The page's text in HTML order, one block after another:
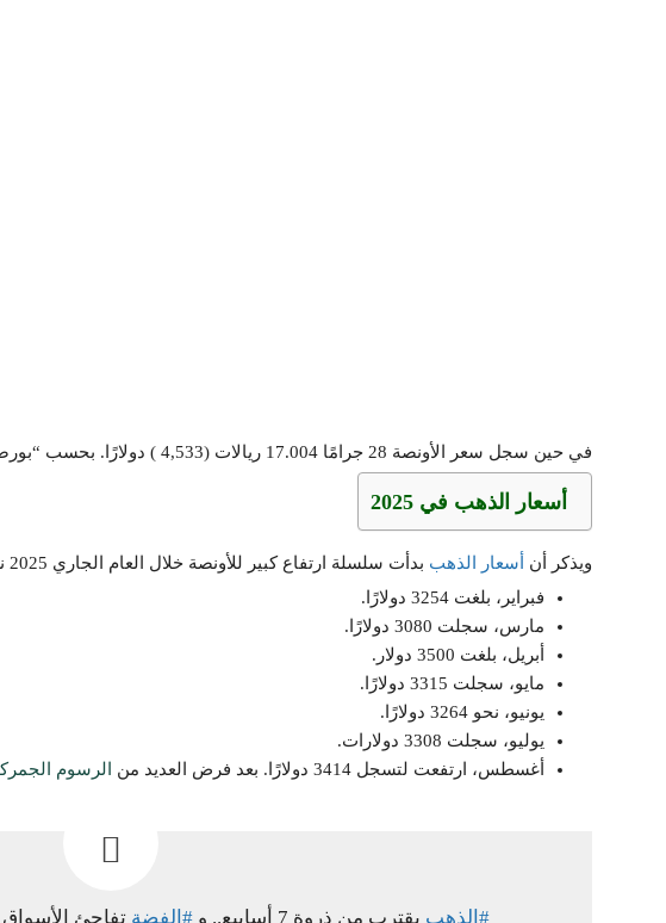
في حين سجل سعر الأونصة 28 جرامًا 17.004 ريالات (4,533 ) دولارًا. بحسب “بورصة الذهب”.
أسعار الذهب في 2025
ويذكر أن أسعار الذهب بدأت سلسلة ارتفاع كبير للأونصة خلال العام الجاري 2025 نستطيع تلخيصها كالتالي:
فبراير، بلغت 3254 دولارًا.
مارس، سجلت 3080 دولارًا.
أبريل، بلغت 3500 دولار.
مايو، سجلت 3315 دولارًا.
يونيو، نحو 3264 دولارًا.
يوليو، سجلت 3308 دولارات.
أغسطس، ارتفعت لتسجل 3414 دولارًا. بعد فرض العديد من
الرسوم
#الذهب يقترب من ذروة 7 أسابيع.. و #الفضة تفاجئ